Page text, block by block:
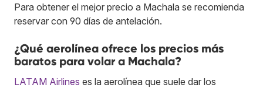
Para obtener el mejor precio a Machala se recomienda
reservar con 90 días de antelación.
¿Qué aerolínea ofrece los precios más
baratos para volar a Machala?
LATAM Airlines es la aerolínea que suele dar los